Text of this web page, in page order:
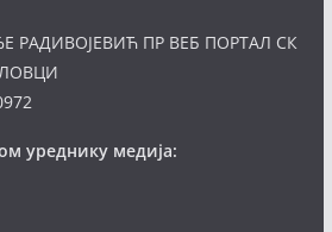
РАДИВОЈЕВИЋ ПР ВЕБ ПОРТАЛ СК
уреднику медија: